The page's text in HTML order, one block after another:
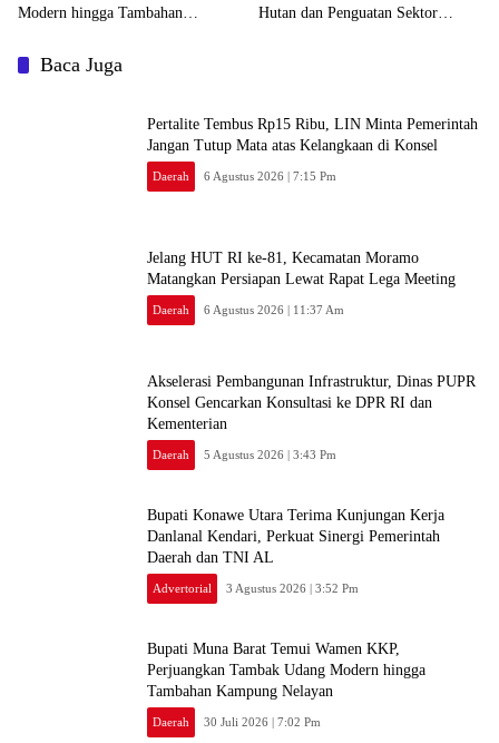
Modern hingga Tambahan
Hutan dan Penguatan Sektor
Baca Juga
‎Pertalite Tembus Rp15 Ribu, LIN Minta Pemerintah
Jangan Tutup Mata atas Kelangkaan di Konsel
Daerah 6 Agustus 2026 | 7:15 Pm
‎Jelang HUT RI ke-81, Kecamatan Moramo
Matangkan Persiapan Lewat Rapat Lega Meeting
Daerah 6 Agustus 2026 | 11:37 Am
Akselerasi Pembangunan Infrastruktur, Dinas PUPR
Konsel Gencarkan Konsultasi ke DPR RI dan
Kementerian
Daerah 5 Agustus 2026 | 3:43 Pm
Bupati Konawe Utara Terima Kunjungan Kerja
Danlanal Kendari, Perkuat Sinergi Pemerintah
Daerah dan TNI AL
Advertorial 3 Agustus 2026 | 3:52 Pm
‎Bupati Muna Barat Temui Wamen KKP,
Perjuangkan Tambak Udang Modern hingga
Tambahan Kampung Nelayan
Daerah 30 Juli 2026 | 7:02 Pm